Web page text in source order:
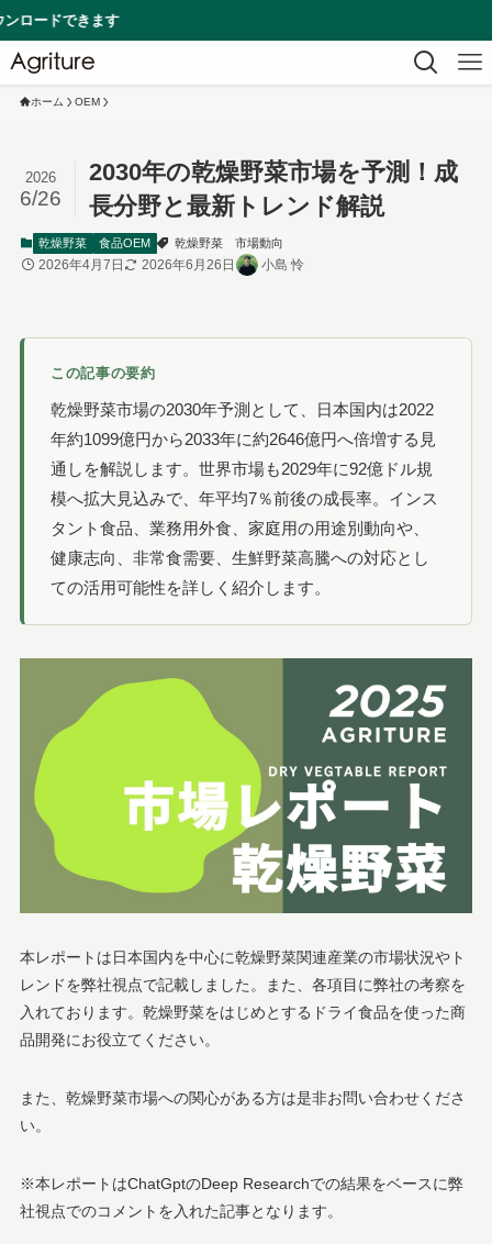
ホーム OEM
2030年の乾燥野菜市場を予測！成
長分野と最新トレンド解説
2026
6/26
乾燥野菜 食品OEM 乾燥野菜 市場動向
2026年4月7日 2026年6月26日 小島 怜
この記事の要約
乾燥野菜市場の2030年予測として、日本国内は2022
年約1099億円から2033年に約2646億円へ倍増する見
通しを解説します。世界市場も2029年に92億ドル規
模へ拡大見込みで、年平均7％前後の成長率。インス
タント食品、業務用外食、家庭用の用途別動向や、
健康志向、非常食需要、生鮮野菜高騰への対応とし
ての活用可能性を詳しく紹介します。
本レポートは日本国内を中心に乾燥野菜関連産業の市場状況やト
レンドを弊社視点で記載しました。また、各項目に弊社の考察を
入れております。乾燥野菜をはじめとするドライ食品を使った商
品開発にお役立てください。
また、乾燥野菜市場への関心がある方は是非お問い合わせくださ
い。
※本レポートはChatGptのDeep Researchでの結果をベースに弊
社視点でのコメントを入れた記事となります。